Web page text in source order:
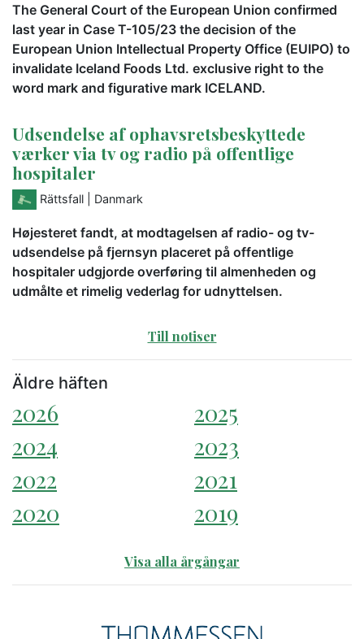
The General Court of the European Union confirmed
last year in Case T-105/23 the decision of the
European Union Intellectual Property Office (EUIPO) to
invalidate Iceland Foods Ltd. exclusive right to the
word mark and figurative mark ICELAND.
Udsendelse af ophavsretsbeskyttede
værker via tv og radio på offentlige
hospitaler
Rättsfall | Danmark
Højesteret fandt, at modtagelsen af radio- og tv-
udsendelse på fjernsyn placeret på offentlige
hospitaler udgjorde overføring til almenheden og
udmålte et rimelig vederlag for udnyttelsen.
Till notiser
Äldre häften
2026
2025
2024
2023
2022
2021
2020
2019
Visa alla årgångar